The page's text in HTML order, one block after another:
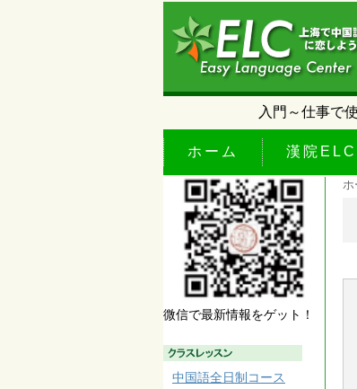
入門～仕事で
ホーム 漢院ELC
ホ
微信で最新情報をゲット！
中国語全日制コース